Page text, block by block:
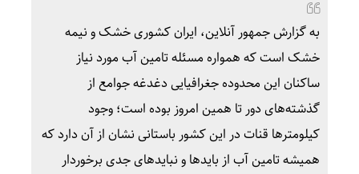
به گزارش جمهور آنلاین، ایران کشوری خشک و نیمه
خشک است که همواره مسئله تامین آب مورد نیاز
ساکنان این محدوده جغرافیایی دغدغه جوامع از
گذشته‌های دور تا همین امروز بوده است؛ وجود
کیلومترها قنات در این کشور باستانی نشان از آن دارد که
همیشه تامین آب از بایدها و نبایدهای جدی برخوردار